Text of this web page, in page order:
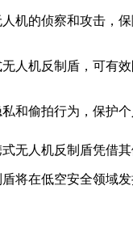
机的侦察和攻击，保
人机反制盾，可有
和偷拍行为，保护个
无人机反制盾凭借
将在低空安全领域